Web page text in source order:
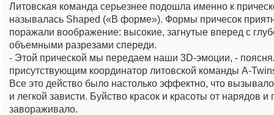
Литовская команда серьезнее подошла именно к
называлась Shaped («В форме»). Формы причесок
поражали воображение: высокие, загнутые вперед с
объемными разрезами спереди.
- Этой прической мы передаем наши 3D-эмоции, -
присутствующим координатор литовской команды A-
Все это действо было настолько эффектно, что вызывало
и легкой зависти. Буйство красок и красоты от нарядов и
завораживало.